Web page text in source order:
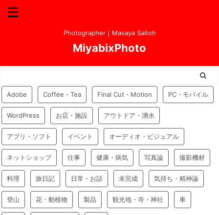
Photographer｜Masaya Saitoh
MiyabixPhoto
Adobe Coffee・Tea Final Cut・Motion PC・モバイル
WordPress お店・施設 アウトドア・湧水
アプリ・ソフト イベント オーディオ・ビジュアル
ネットショップ 仕事 健康・病気 写真論 撮影機材
料理 旅日記 日常・お話 未完成 気持ち・精神論
登山 花・動植物 製品 観光地・寺・神社 車